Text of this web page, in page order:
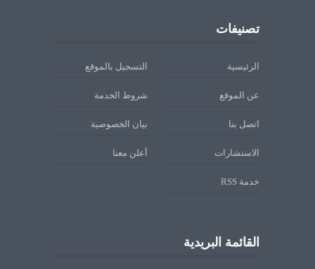
تصنيفات
الرئيسية التسجيل بالموقع
عن الموقع شروط الخدمة
اتصل بنا بيان الخصوصية
الاستشارات أعلن معنا
خدمة RSS
القائمة البريدية